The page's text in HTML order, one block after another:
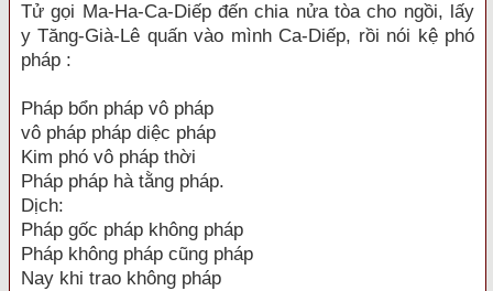
Tử gọi Ma-Ha-Ca-Diếp đến chia nửa tòa cho ngồi, lấy
y Tăng-Già-Lê quấn vào mình Ca-Diếp, rồi nói kệ phó
pháp :
Pháp bổn pháp vô pháp
vô pháp pháp diệc pháp
Kim phó vô pháp thời
Pháp pháp hà tằng pháp.
Dịch:
Pháp gốc pháp không pháp
Pháp không pháp cũng pháp
Nay khi trao không pháp